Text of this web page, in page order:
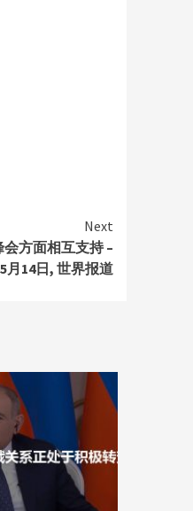
Next
方面相互支持 –
月14日, 世界报道